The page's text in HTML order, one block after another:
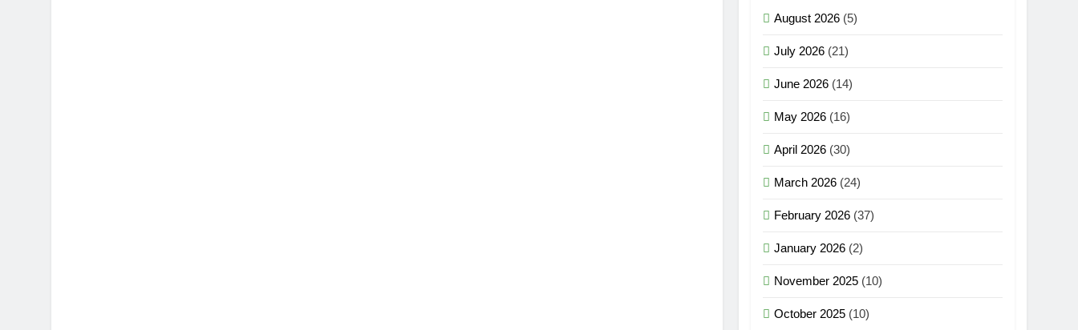
August 2026 (5)
July 2026 (21)
June 2026 (14)
May 2026 (16)
April 2026 (30)
March 2026 (24)
February 2026 (37)
January 2026 (2)
November 2025 (10)
October 2025 (10)